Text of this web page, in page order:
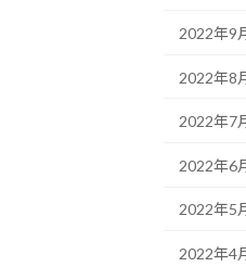
2022年9
2022年8
2022年7
2022年6
2022年5
2022年4